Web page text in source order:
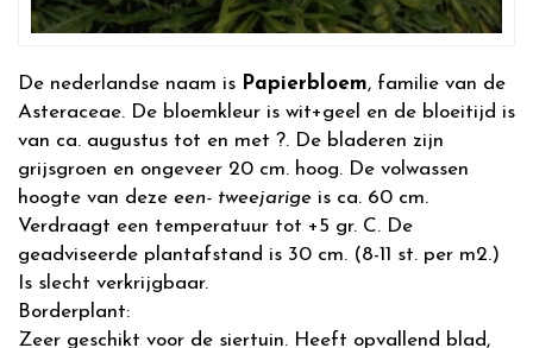
De nederlandse naam is Papierbloem, familie van de
Asteraceae. De bloemkleur is wit+geel en de bloeitijd is
van ca. augustus tot en met ?. De bladeren zijn
grijsgroen en ongeveer 20 cm. hoog. De volwassen
hoogte van deze een- tweejarige is ca. 60 cm.
Verdraagt een temperatuur tot +5 gr. C. De
geadviseerde plantafstand is 30 cm. (8-11 st. per m2.)
Is slecht verkrijgbaar.
Borderplant:
Zeer geschikt voor de siertuin. Heeft opvallend blad,